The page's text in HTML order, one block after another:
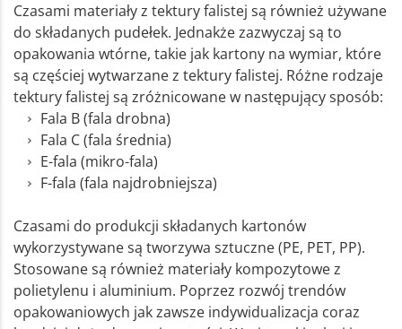
Czasami materiały z tektury falistej są również używane
do składanych pudełek. Jednakże zazwyczaj są to
opakowania wtórne, takie jak kartony na wymiar, które
są częściej wytwarzane z tektury falistej. Różne rodzaje
tektury falistej są zróżnicowane w następujący sposób:
Fala B (fala drobna)
Fala C (fala średnia)
E-fala (mikro-fala)
F-fala (fala najdrobniejsza)
Czasami do produkcji składanych kartonów
wykorzystywane są tworzywa sztuczne (PE, PET, PP).
Stosowane są również materiały kompozytowe z
polietylenu i aluminium. Poprzez rozwój trendów
opakowaniowych jak zawsze indywidualizacja coraz